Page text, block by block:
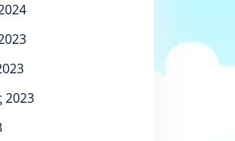
2023